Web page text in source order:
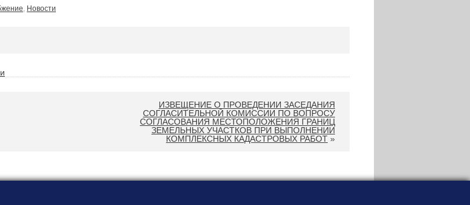
, Новости
ИЗВЕЩЕНИЕ О ПРОВЕДЕНИИ ЗАСЕДАНИЯ
СОГЛАСИТЕЛЬНОЙ КОМИССИИ ПО ВОПРОСУ
СОГЛАСОВАНИЯ МЕСТОПОЛОЖЕНИЯ ГРАНИЦ
ЗЕМЕЛЬНЫХ УЧАСТКОВ ПРИ ВЫПОЛНЕНИИ
КОМПЛЕКСНЫХ КАДАСТРОВЫХ РАБОТ »